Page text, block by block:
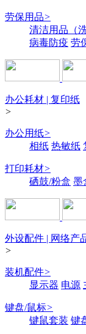
劳保用品>
清洁用品（
病毒防疫 劳
办公耗材 | 复印纸
>
办公用纸>
相纸 热敏纸
打印耗材>
硒鼓/粉盒 墨
外设配件 | 网络产
>
装机配件>
显示器 电源
键盘/鼠标>
键鼠套装 键